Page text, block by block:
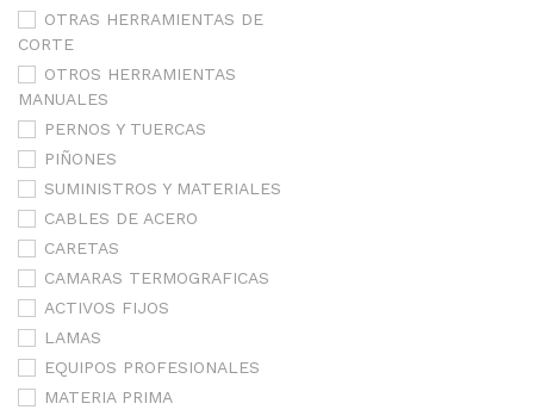
OTRAS HERRAMIENTAS DE
CORTE
OTROS HERRAMIENTAS
MANUALES
PERNOS Y TUERCAS
PIÑONES
SUMINISTROS Y MATERIALES
CABLES DE ACERO
CARETAS
CAMARAS TERMOGRAFICAS
ACTIVOS FIJOS
LAMAS
EQUIPOS PROFESIONALES
MATERIA PRIMA